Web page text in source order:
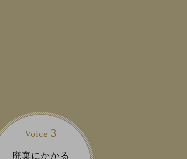
Voice 3
廃棄にかかる